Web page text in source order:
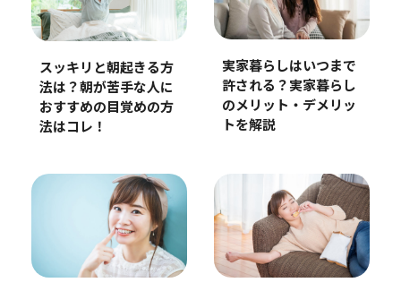
スッキリと朝起きる方
法は？朝が苦手な人に
おすすめの目覚めの方
法はコレ！
実家暮らしはいつまで
許される？実家暮らし
のメリット・デメリッ
トを解説